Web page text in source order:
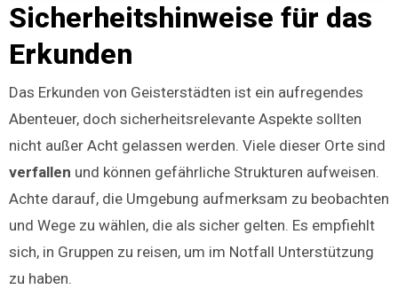
Sicherheitshinweise für das
Erkunden
Das Erkunden von Geisterstädten ist ein aufregendes
Abenteuer, doch sicherheitsrelevante Aspekte sollten
nicht außer Acht gelassen werden. Viele dieser Orte sind
verfallen und können gefährliche Strukturen aufweisen.
Achte darauf, die Umgebung aufmerksam zu beobachten
und Wege zu wählen, die als sicher gelten. Es empfiehlt
sich, in Gruppen zu reisen, um im Notfall Unterstützung
zu haben.